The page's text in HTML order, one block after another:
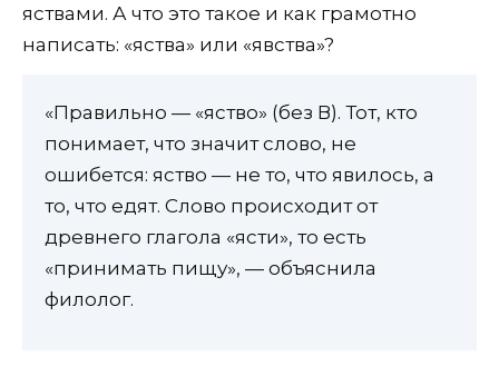
яствами. А что это такое и как грамотно
написать: «яства» или «явства»?
«Правильно — «яство» (без В). Тот, кто
понимает, что значит слово, не
ошибется: яство — не то, что явилось, а
то, что едят. Слово происходит от
древнего глагола «ясти», то есть
«принимать пищу», — объяснила
филолог.